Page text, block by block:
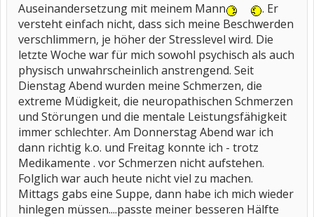
Auseinandersetzung mit meinem Mann
. Er
versteht einfach nicht, dass sich meine Beschwerden
verschlimmern, je höher der Stresslevel wird. Die
letzte Woche war für mich sowohl psychisch als auch
physisch unwahrscheinlich anstrengend. Seit
Dienstag Abend wurden meine Schmerzen, die
extreme Müdigkeit, die neuropathischen Schmerzen
und Störungen und die mentale Leistungsfähigkeit
immer schlechter. Am Donnerstag Abend war ich
dann richtig k.o. und Freitag konnte ich - trotz
Medikamente . vor Schmerzen nicht aufstehen.
Folglich war auch heute nicht viel zu machen.
Mittags gabs eine Suppe, dann habe ich mich wieder
hinlegen müssen....passte meiner besseren Hälfte